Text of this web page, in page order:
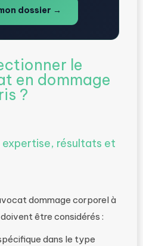
dossier →
le
en dommage
?
expertise, résultats et
dommage corporel à
être considérés :
dans le type